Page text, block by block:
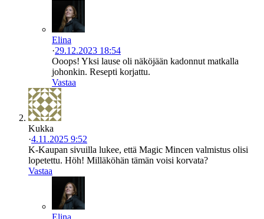
Elina
·29.12.2023 18:54
Ooops! Yksi lause oli näköjään kadonnut matkalla
johonkin. Resepti korjattu.
Vastaa
Kukka
·4.11.2025 9:52
K-Kaupan sivuilla lukee, että Magic Mincen valmistus olisi
lopetettu. Höh! Milläköhän tämän voisi korvata?
Vastaa
Elina